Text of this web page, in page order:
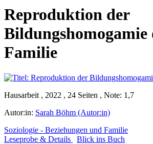
Reproduktion der
Familie
Hausarbeit , 2022 , 24 Seiten , Note: 1,7
Autor:in: Sarah Böhm (Autor:in)
Soziologie - Beziehungen und Familie
Leseprobe & Details
Blick ins Buch